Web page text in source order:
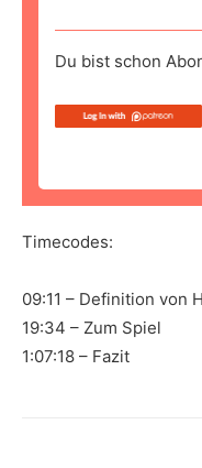
Du bist schon
Timecodes:
09:11 – Definition von
19:34 – Zum Spiel
1:07:18 – Fazit